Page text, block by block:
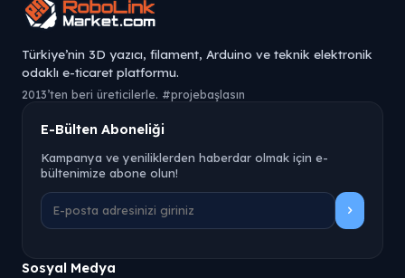
Türkiye’nin 3D yazıcı, filament, Arduino ve teknik elektronik
odaklı e-ticaret platformu.
2013’ten beri üreticilerle. #projebaşlasın
E-Bülten Aboneliği
Kampanya ve yeniliklerden haberdar olmak için e-
bültenimize abone olun!
Sosyal Medya